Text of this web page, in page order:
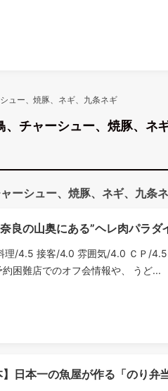
ュー、焼豚、ネギ、九条ネギ
、チャーシュー、焼豚、ネ
ーシュー、焼豚、ネギ、九条
奈良の山奥にある”ヘレ肉パラダ
/4.5 接客/4.0 雰囲気/4.0 ＣＰ/4.5
困難店でのオフ会情報や、 うど...
】日本一の魚屋が作る「のり弁